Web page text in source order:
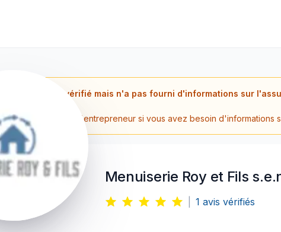
est vérifié mais n'a pas fourni d'informations sur
directement l'entrepreneur si vous avez besoin d'informations
Menuiserie Roy et Fils
1 avis vérifiés